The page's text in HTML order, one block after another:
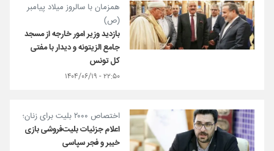
همزمان با سالروز میلاد پیامبر
(ص)
بازدید وزیر امور خارجه از مسجد
جامع الزیتونه و دیدار با مفتی
کل تونس
۲۲:۵۰ - ۱۴۰۴/۰۶/۱۹
اختصاص ۲۰۰۰ بلیت برای زنان؛
اعلام جزئیات بلیت‌فروشی بازی
خیبر و فجر سپاسی